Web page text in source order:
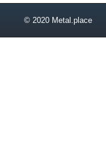
© 2020 Metal.place